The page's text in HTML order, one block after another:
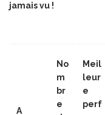
jamais vu !
A
No
m
br
e
Meil
leur
e
perf